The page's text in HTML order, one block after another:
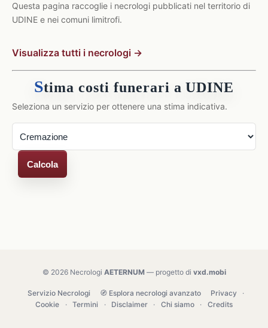
Questa pagina raccoglie i necrologi pubblicati nel territorio di
UDINE e nei comuni limitrofi.
Visualizza tutti i necrologi →
Stima costi funerari a UDINE
Seleziona un servizio per ottenere una stima indicativa.
Calcola
© 2026 Necrologi AETERNUM— progetto di vxd.mobi
Servizio Necrologi 🧭 Esplora necrologi avanzato Privacy
·
Cookie
· Termini · Disclaimer · Chi siamo · Credits